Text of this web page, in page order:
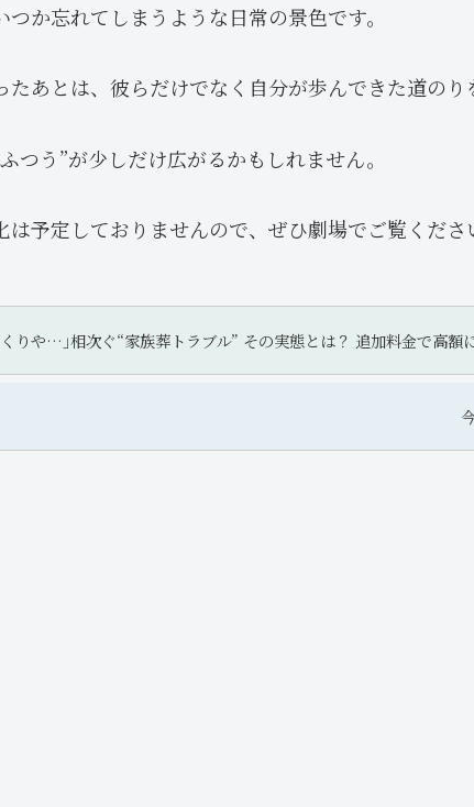
か忘れてしまうような日常の景色です。
たあとは、彼らだけでなく自分が歩んできた道のり
つう”が少しだけ広がるかもしれません。
予定しておりませんので、ぜひ劇場でご覧くださ
くりや…｣相次ぐ“家族葬トラブル” その実態とは？ 追加料金で高額